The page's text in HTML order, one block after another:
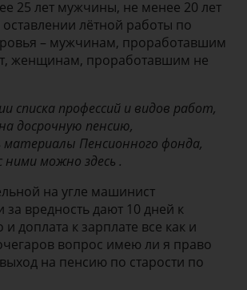
25 лет мужчины, не менее 20 лет
лётной работы по
– мужчинам, проработавшим
женщинам, проработавшим не
списка профессий и видов работ,
досрочную пенсию,
материалы Пенсионного фонда,
ними можно здесь .
на угле машинист
за вредность дают 10 дней к
и доплата к зарплате все как и
вопрос имею ли я право
на пенсию по старости по